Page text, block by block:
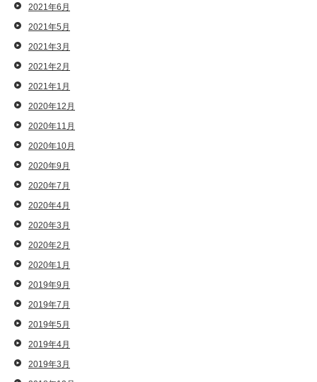
2021年6月
2021年5月
2021年3月
2021年2月
2021年1月
2020年12月
2020年11月
2020年10月
2020年9月
2020年7月
2020年4月
2020年3月
2020年2月
2020年1月
2019年9月
2019年7月
2019年5月
2019年4月
2019年3月